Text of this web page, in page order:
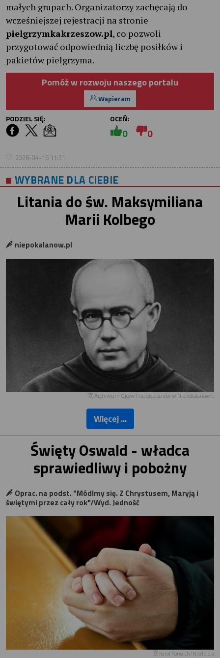
małych grupach. Organizatorzy zachęcają do
wcześniejszej rejestracji na stronie
pielgrzymkakrzeszow.pl, co pozwoli
przygotować odpowiednią liczbę posiłków i
pakietów pielgrzyma.
Pomóż w rozwoju naszego portalu
Wspieram
PODZIEL SIĘ:
OCEŃ:
0 0
2026-04-16 11:31
WYBRANE DLA CIEBIE
Litania do św. Maksymiliana
Marii Kolbego
niepokalanow.pl
Archiwum Ojców Franciszkanów w Niepokalanowie
Więcej ...
Święty Oswald - władca
sprawiedliwy i pobożny
Oprac. na podst. "Módlmy się. Z Chrystusem, Maryją i
świętymi przez cały rok"/Wyd. Jedność
Karol Porwich/Niedziela